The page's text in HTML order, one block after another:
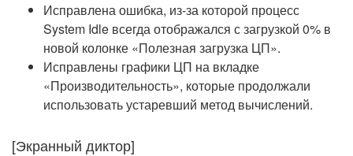
Исправлена ошибка, из-за которой процесс
System Idle всегда отображался с загрузкой 0% в
новой колонке «Полезная загрузка ЦП».
Исправлены графики ЦП на вкладке
«Производительность», которые продолжали
использовать устаревший метод вычислений.
[Экранный диктор]